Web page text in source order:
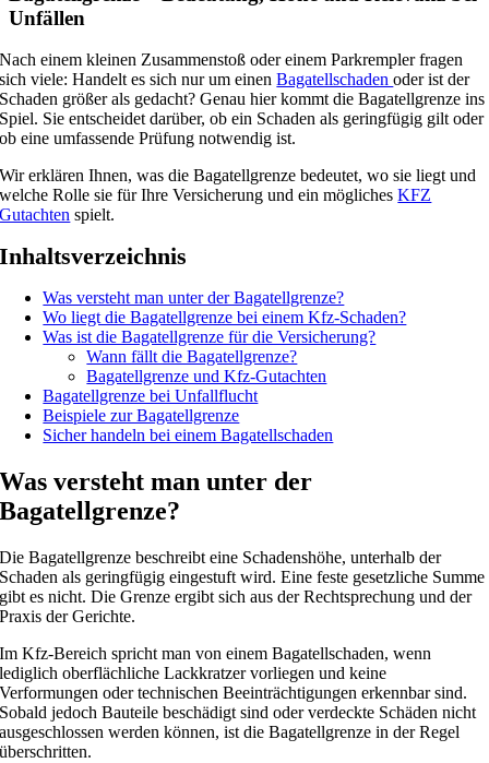
Unfällen
Nach einem kleinen Zusammenstoß oder einem Parkrempler fragen
sich viele: Handelt es sich nur um einenBagatellschadenoder ist der
Schaden größer als gedacht? Genau hier kommt die Bagatellgrenze ins
Spiel. Sie entscheidet darüber, ob ein Schaden als geringfügig gilt oder
ob eine umfassende Prüfung notwendig ist.
Wir erklären Ihnen, was die Bagatellgrenze bedeutet, wo sie liegt und
welche Rolle sie für Ihre Versicherung und ein möglichesKFZ
Gutachten spielt.
Inhaltsverzeichnis
Was versteht man unter der Bagatellgrenze?
Wo liegt die Bagatellgrenze bei einem Kfz-Schaden?
Was ist die Bagatellgrenze für die Versicherung?
Wann fällt die Bagatellgrenze?
Bagatellgrenze und Kfz-Gutachten
Bagatellgrenze bei Unfallflucht
Beispiele zur Bagatellgrenze
Sicher handeln bei einem Bagatellschaden
Was versteht man unter der
Bagatellgrenze?
Die Bagatellgrenze beschreibt eine Schadenshöhe, unterhalb der
Schaden als geringfügig eingestuft wird. Eine feste gesetzliche Summe
gibt es nicht. Die Grenze ergibt sich aus der Rechtsprechung und der
Praxis der Gerichte.
Im Kfz-Bereich spricht man von einem Bagatellschaden, wenn
lediglich oberflächliche Lackkratzer vorliegen und keine
Verformungen oder technischen Beeinträchtigungen erkennbar sind.
Sobald jedoch Bauteile beschädigt sind oder verdeckte Schäden nicht
ausgeschlossen werden können, ist die Bagatellgrenze in der Regel
überschritten.